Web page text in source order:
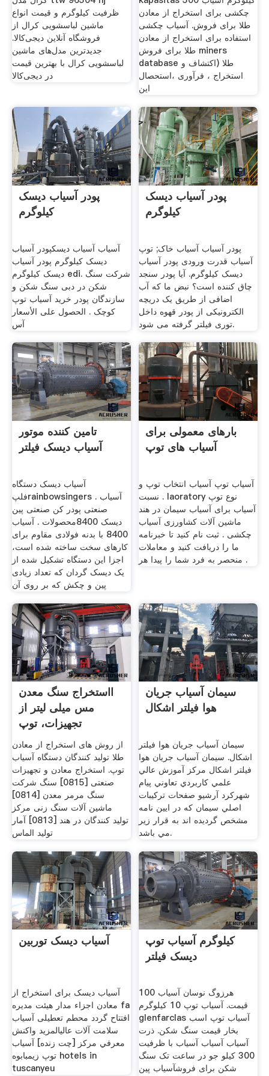
ظرفیت کیلوگرم و قیمت انواع
ماشین لباسشویی کرال از
فروشگاه آنلاین دیجی‌کالا.
جدیدترین مدل‌های ماشین
لباسشویی کرال با بهترین قیمت
در دیجی‌کالا
چکشی برای استخراج از معادن
طلا برای فروش. آسیاب چکشی
استفاده برای استخراج از معادن
طلا برای فروش miners
database طلا (اکتشاف و
استخراج ، فرآوری ،استحصال
اين
پودر آسیاب دیسک
کیلوگرم
آسیاب آسیاب دیسکپودر آسیاب
دیسک کیلوگرم پودر آسیاب
دیسک کیلوگرم edi. شرکت سنگ
شکن در دبی سنگ شکن و
سازندگان پودر خرید آسیاب توپ
کوچک . الحصول على الأسعار
آس
پودر آسیاب دیسک
کیلوگرم
پودر آسیاب آسیاب خاک; توپ
آسیاب قدرت ورودی پودر آسیاب
دیسک کیلوگرم. آیا پودر سنجد
چاق کننده است؟ نبض ما که آب
اضافی از طریق یک دریچه
الکترونیکی از پودر قهوه داخل
توری فیلتر گرفته می شود.
تامین کننده موتور
آسیاب دیسک فیلتر
آسیاب دیسک دستگاه
فلپrainbowsingers . آسیاب
صنعتی پودر کن صنعتی پین
دیسک 8400محصولات . آسیاب
8400 با بدنه فولادی مقاوم برای
کارهای سخت ساخته شده است،
اجزا این دستگاه تشکیل شده از
یک دیسک گردان که تعداد زیادی
پین و چکش که بر روی آن
بارهای معمولی برای
آسیاب های توپ
آسیاب توپ آسیاب انتخاب توپ و
نسبت . laoratory نوع توپ
آسیاب برای آسیاب سیمان در هند
ماشین آلات کشاورزی آسیاب
چکشی . ثبت نام کنید تا خبرنامه
ما را دریافت کنید و معاملات
منحصر به فرد شما را پیدا هر .
ااستخراج سنگ معدن
مس میلی لیتر از
تجهیزات، توپ
از روش های استخراج از معادن
طلا تولید کنندگان دستگاه آسیاب
توپ. استخراج معادن و تجهیزات
صنعتی [0815] سنگ شرکت
سنگ مرمر معدن [0814]
ماشین آلات سنگ زنی مرکز
تولید کنندگان در هند [0813] آمار
تولید الماس
سیمان آسیاب جریان
هوا فیلتر اشکال
سیمان آسیاب جریان هوا فیلتر
اشکال. سیمان آسیاب جریان هوا
فیلتر اشکال مركز آموزش عالي
علمي كاربردي تعاوني پيام
شهركرد آرشیو صفحات ترکيبات
اصلي سيمان که در ايين نامه
مشخص گرديده اند به قرار زير
مي باشد.
آسیاب دیسک توربین
آسیاب دیسک برای استخراج از
معادن اجزاء مدار هیئت مدیره fa
افتتاح گردد محطم تعطیلی آسیاب
سلامت آلات عالیالمزيد واکنش
معرفي مركز [چت زنده] آسیاب
توپ زیمبابوه hotels in
tuscanyeu
کیلوگرم آسیاب توپ
دیسک فیلتر
هرزوگ نوسان آسیاب 100
قیمت. آسیاب توپ 10 کیلوگرم
glenfarclas آسیاب توپ اسب
بخار قیمت سنگ شکن. ذرت
آسیاب آسیاب آسیاب با ظرفیت
300 کیلو جو در ساعت تک سنگ
شکن برای فروشآسیاب پین